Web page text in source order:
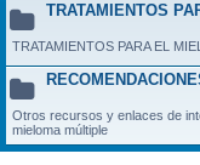
TRATAMIENTOS
TRATAMIENTOS PARA EL
Otros recursos y enlaces de
mieloma múltiple